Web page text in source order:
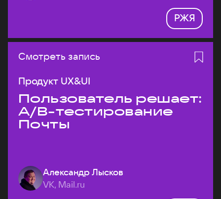
РЖЯ
Смотреть запись
Продукт UX&UI
Пользователь решает:
A/B-тестирование
Почты
Александр Лысков
VK, Mail.ru